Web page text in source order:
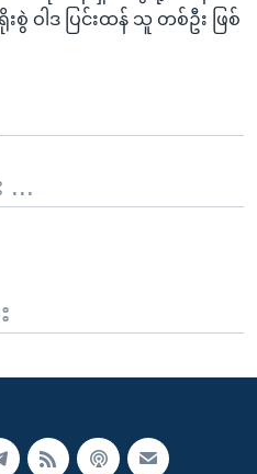
ဝါဒ ပြင်းထန် သူ တစ်ဦး ဖြစ်